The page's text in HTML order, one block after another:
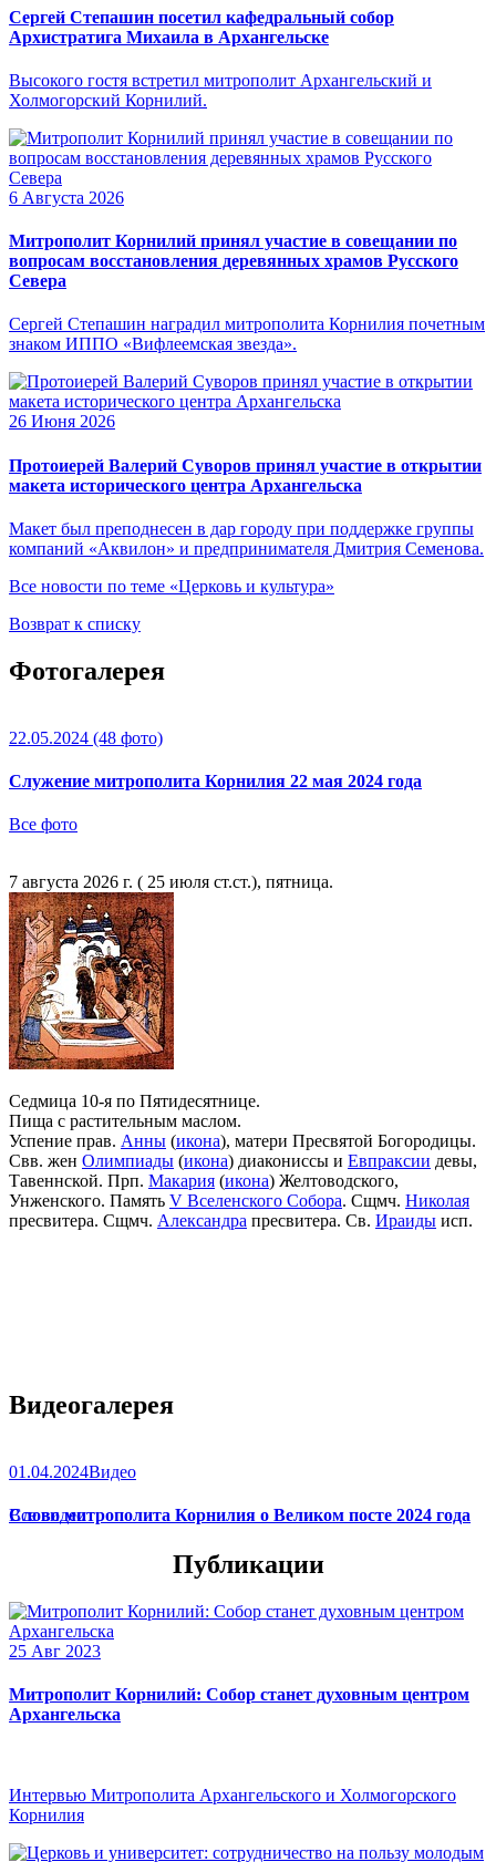
Сергей Степашин посетил кафедральный собор
Архистратига Михаила в Архангельске
Высокого гостя встретил митрополит Архангельский и
Холмогорский Корнилий.
6 Августа 2026
Митрополит Корнилий принял участие в совещании по
вопросам восстановления деревянных храмов Русского
Севера
Сергей Степашин наградил митрополита Корнилия почетным
знаком ИППО «Вифлеемская звезда».
26 Июня 2026
Протоиерей Валерий Суворов принял участие в открытии
макета исторического центра Архангельска
Макет был преподнесен в дар городу при поддержке группы
компаний «Аквилон» и предпринимателя Дмитрия Семенова.
Все новости по теме «Церковь и культура»
Возврат к списку
Фотогалерея
22.05.2024 (48 фото)
Служение митрополита Корнилия 22 мая 2024 года
Все фото
7 августа 2026 г. ( 25 июля ст.ст.), пятница.
Седмица 10-я по Пятидесятнице.
Пища с растительным маслом.
Успение прав. Анны (икона), матери Пресвятой Богородицы.
Свв. жен Олимпиады (икона) диакониссы и Евпраксии девы,
Тавеннской. Прп. Макария (икона) Желтоводского,
Унженского. Память V Вселенского Собора. Сщмч. Николая
пресвитера. Сщмч. Александра пресвитера. Св. Ираиды исп.
Видеогалерея
01.04.2024Видео
Слово митрополита Корнилия о Великом посте 2024 года
Все видео
Публикации
25 Авг 2023
Митрополит Корнилий: Собор станет духовным центром
Архангельска
Интервью Митрополита Архангельского и Холмогорского
Корнилия